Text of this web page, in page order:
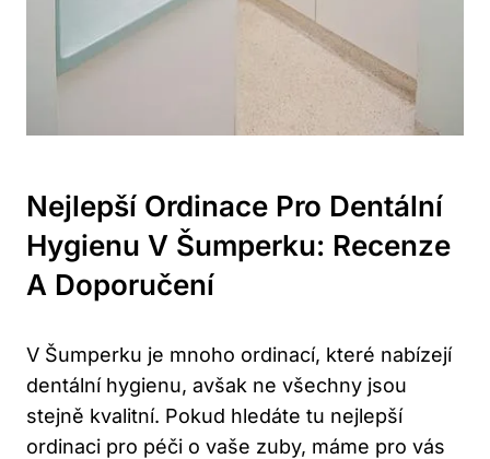
Nejlepší Ordinace Pro Dentální
Hygienu V Šumperku: Recenze
A Doporučení
V Šumperku je mnoho ordinací, které nabízejí
dentální hygienu, avšak ne všechny jsou
stejně kvalitní. Pokud hledáte tu nejlepší
ordinaci pro péči o vaše zuby, máme pro vás